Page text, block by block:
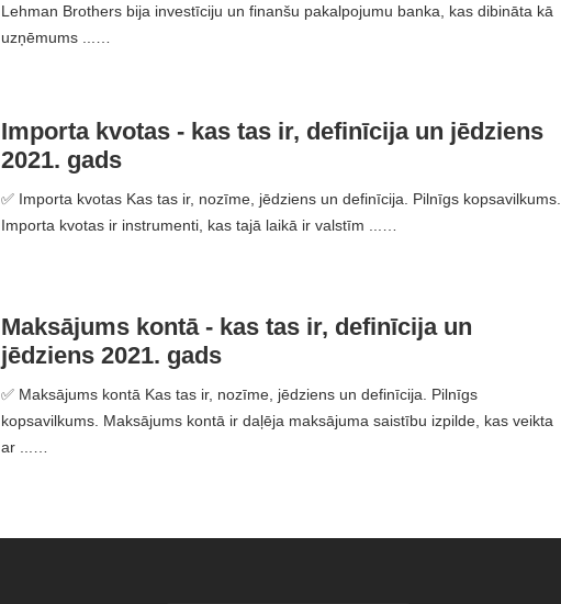
Lehman Brothers bija investīciju un finanšu pakalpojumu banka, kas dibināta kā
uzņēmums ...…
Importa kvotas - kas tas ir, definīcija un jēdziens
2021. gads
✅ Importa kvotas Kas tas ir, nozīme, jēdziens un definīcija. Pilnīgs kopsavilkums.
Importa kvotas ir instrumenti, kas tajā laikā ir valstīm ...…
Maksājums kontā - kas tas ir, definīcija un
jēdziens 2021. gads
✅ Maksājums kontā Kas tas ir, nozīme, jēdziens un definīcija. Pilnīgs
kopsavilkums. Maksājums kontā ir daļēja maksājuma saistību izpilde, kas veikta
ar ...…